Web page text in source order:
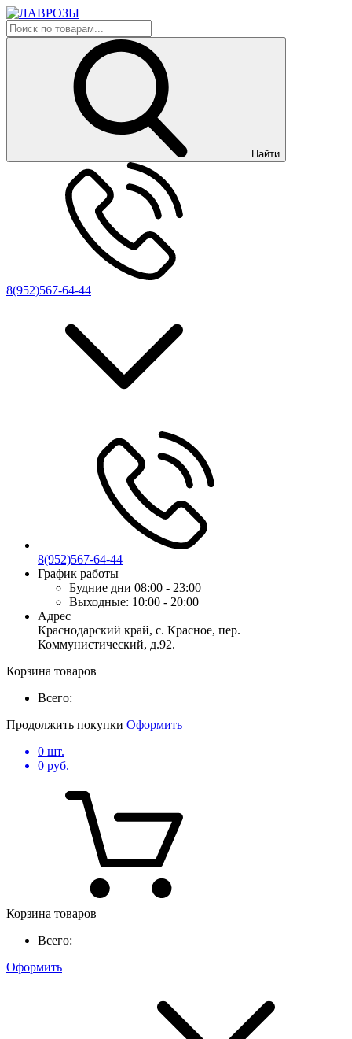
Найти
8(952)567-64-44
8(952)567-64-44
График работы
Будние дни 08:00 - 23:00
Выходные: 10:00 - 20:00
Адрес
Краснодарский край, с. Красное, пер.
Коммунистический, д.92.
Корзина товаров
Всего:
Продолжить покупки Оформить
0 шт.
0 руб.
Корзина товаров
Всего:
Оформить